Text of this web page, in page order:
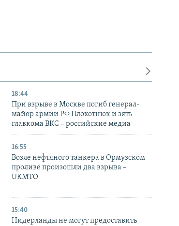
18:44
При взрыве в Москве погиб генерал-
майор армии РФ Плохотнюк и зять
главкома ВКС – российские медиа
16:55
Возле нефтяного танкера в Ормузском
проливе произошли два взрыва –
UKMTO
15:40
Нидерланды не могут предоставить